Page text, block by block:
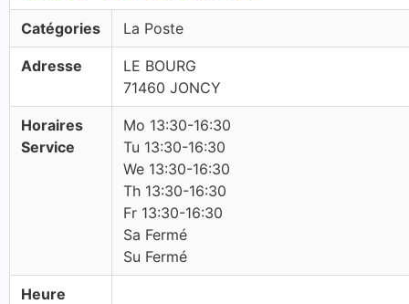
Catégories La Poste
Adresse
LE BOURG
71460 JONCY
Horaires
Service
Mo 13:30-16:30
Tu 13:30-16:30
We 13:30-16:30
Th 13:30-16:30
Fr 13:30-16:30
Sa Fermé
Su Fermé
Heure